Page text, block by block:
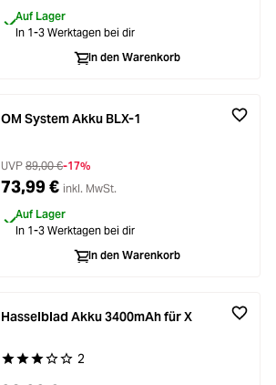
Auf Lager
In 1-3 Werktagen bei dir
In den Warenkorb
OM System Akku BLX-1
UVP 89,00 €-17%
73,99 € inkl. MwSt.
Auf Lager
In 1-3 Werktagen bei dir
In den Warenkorb
Durchschnittliche Bewertung von 3 von 5
2
Hasselblad Akku 3400mAh für X